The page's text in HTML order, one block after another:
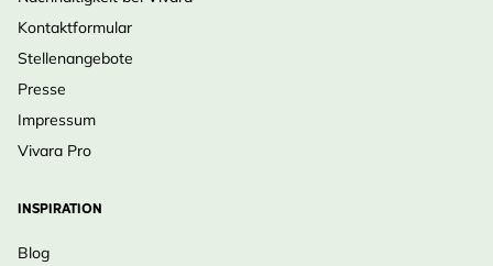
Kontaktformular
Stellenangebote
Presse
Impressum
Vivara Pro
INSPIRATION
Blog